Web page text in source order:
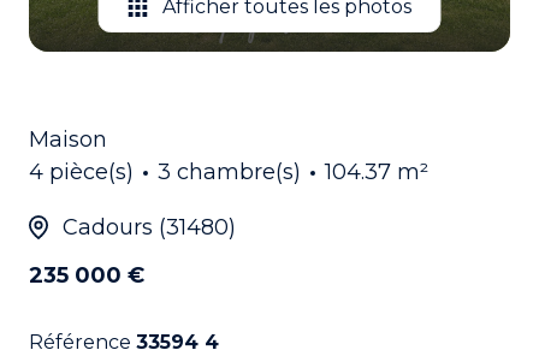
Afficher toutes les photos
Maison
4 pièce(s)
3 chambre(s) 104.37 m²
Cadours (31480)
235 000 €
Référence 33594 4